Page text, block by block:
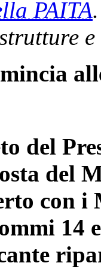
PAITA
del
del
con i
14